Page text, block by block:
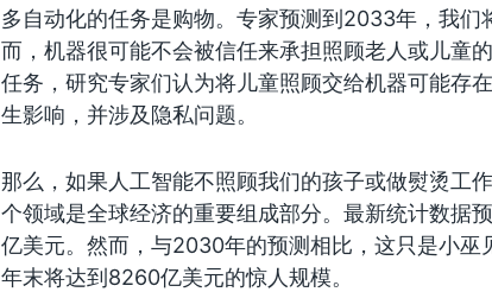
多自动化的任务是购物。专家预测到2033年，我
而，机器很可能不会被信任来承担照顾老人或儿童
任务，研究专家们认为将儿童照顾交给机器可能存
生影响，并涉及隐私问题。
那么，如果人工智能不照顾我们的孩子或做熨烫工
个领域是全球经济的重要组成部分。最新统计数据
亿美元。然而，与2030年的预测相比，这只是小
年末将达到8260亿美元的惊人规模。